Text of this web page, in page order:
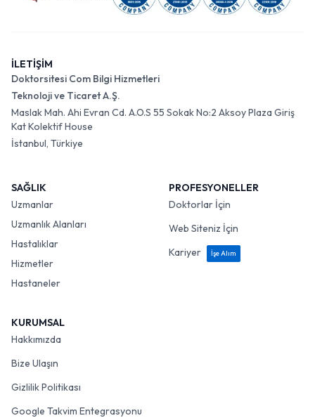
İLETİŞİM
Doktorsitesi Com Bilgi Hizmetleri
Teknoloji ve Ticaret A.Ş.
Maslak Mah. Ahi Evran Cd. A.O.S 55 Sokak No:2 Aksoy Plaza Giriş
Kat Kolektif House
İstanbul, Türkiye
SAĞLIK
Uzmanlar
Uzmanlık Alanları
Hastalıklar
Hizmetler
Hastaneler
PROFESYONELLER
Doktorlar İçin
Web Siteniz İçin
Kariyer
İşe Alım
KURUMSAL
Hakkımızda
Bize Ulaşın
Gizlilik Politikası
Google Takvim Entegrasyonu